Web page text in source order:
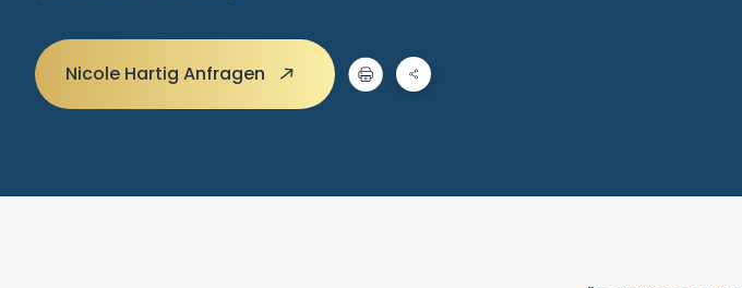
Nicole Hartig Anfragen